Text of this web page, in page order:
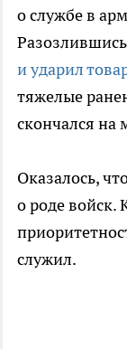
о службе в
и ударил
тяжелые
скончался на
Оказалось,
о роде войск.
служил.